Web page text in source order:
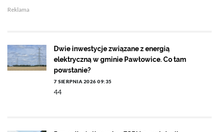
Reklama
Dwie inwestycje związane z energią
elektryczną w gminie Pawłowice. Co tam
powstanie?
7 SIERPNIA 2026 09:35
44